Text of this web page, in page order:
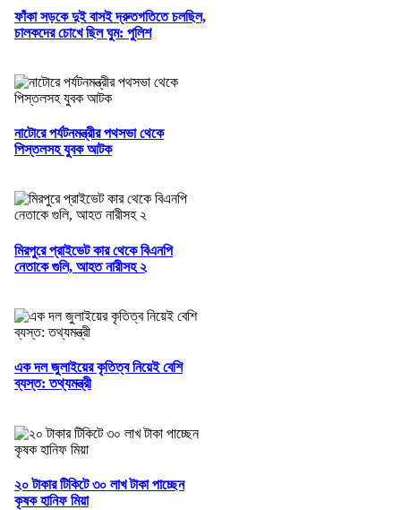
ফাঁকা সড়কে দুই বাসই দ্রুতগতিতে চলছিল,
চালকদের চোখে ছিল ঘুম: পুলিশ
নাটোরে পর্যটনমন্ত্রীর পথসভা থেকে
পিস্তলসহ যুবক আটক
মিরপুরে প্রাইভেট কার থেকে বিএনপি
নেতাকে গুলি, আহত নারীসহ ২
এক দল জুলাইয়ের কৃতিত্ব নিয়েই বেশি
ব্যস্ত: তথ্যমন্ত্রী
২০ টাকার টিকিটে ৩০ লাখ টাকা পাচ্ছেন
কৃষক হানিফ মিয়া